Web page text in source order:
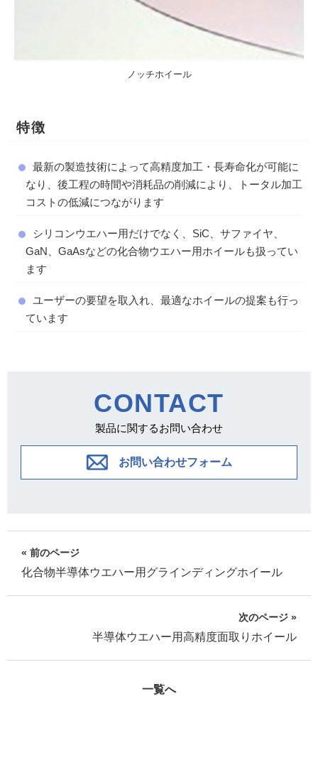
ノッチホイール
特徴
最新の製造技術によって高精度加工・長寿命化が可能に
なり、後工程の時間や消耗品の削減により、トータル加工
コストの低減につながります
シリコンウエハー用だけでなく、SiC、サファイヤ、
GaN、GaAsなどの化合物ウエハー用ホイールも扱ってい
ます
ユーザーの要望を取入れ、最適なホイールの提案も行っ
ています
CONTACT
製品に関するお問い合わせ
お問い合わせフォーム
« 前のページ
化合物半導体ウエハー用グラインディングホイール
次のページ »
半導体ウエハー用高精度面取りホイール
一覧へ